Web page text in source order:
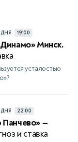
19:00
Минск.
усталостью
22:00
—
и ставка